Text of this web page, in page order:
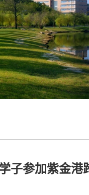
子参加紫金